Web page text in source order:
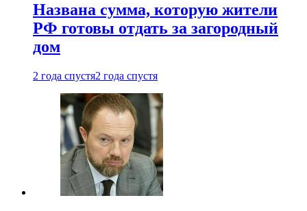
Названа сумма, которую жители
РФ готовы отдать за загородный
дом
2 года спустя2 года спустя